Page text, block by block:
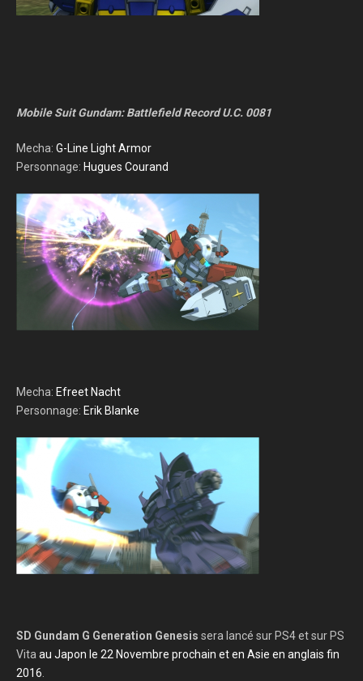
Mobile Suit Gundam: Battlefield Record U.C. 0081
Mecha: G-Line Light Armor
Personnage: Hugues Courand
Mecha: Efreet Nacht
Personnage: Erik Blanke
SD Gundam G Generation Genesis sera lancé sur PS4 et sur PS
Vitaau Japon le 22 Novembre prochain et en Asie en anglais fin
2016.